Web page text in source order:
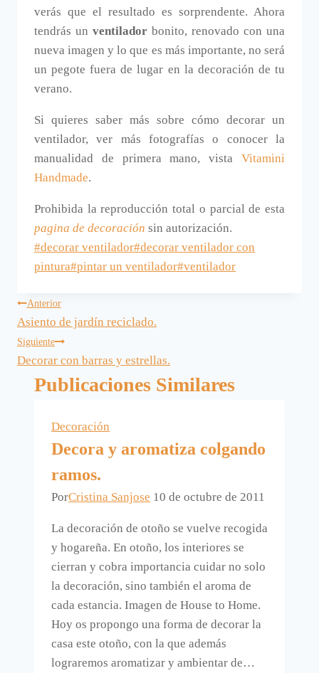
verás que el resultado es sorprendente. Ahora
tendrás un ventilador bonito, renovado con una
nueva imagen y lo que es más importante, no será
un pegote fuera de lugar en la decoración de tu
verano.
Si quieres saber más sobre cómo decorar un
ventilador, ver más fotografías o conocer la
manualidad de primera mano, vista Vitamini
Handmade.
Prohibida la reproducción total o parcial de esta
pagina de decoración sin autorización.
Etiquetas
de
entrada:
#decorar ventilador#decorar ventilador con
pintura#pintar un ventilador#ventilador
Navegación
de
entradas
Anterior
Asiento de jardín reciclado.
Siguiente
Decorar con barras y estrellas.
Publicaciones Similares
Decoración
Decora y aromatiza colgando
ramos.
PorCristina Sanjose 10 de octubre de 2011
La decoración de otoño se vuelve recogida
y hogareña. En otoño, los interiores se
cierran y cobra importancia cuidar no solo
la decoración, sino también el aroma de
cada estancia. Imagen de House to Home.
Hoy os propongo una forma de decorar la
casa este otoño, con la que además
lograremos aromatizar y ambientar de…